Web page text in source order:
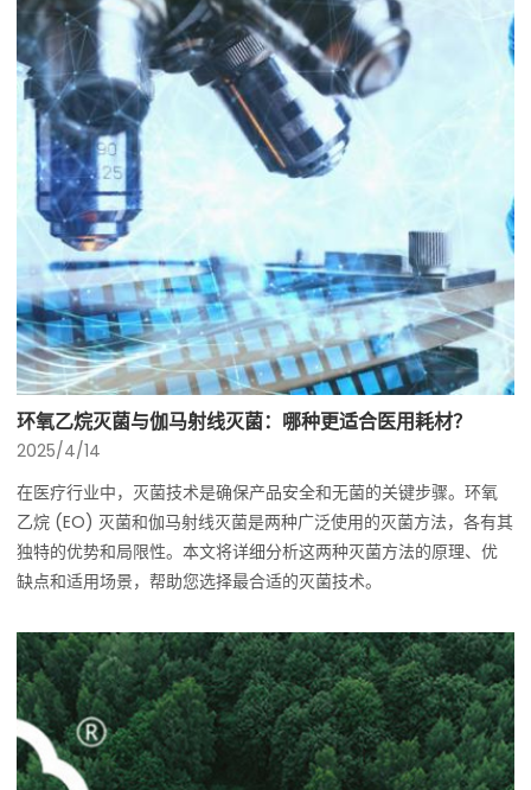
环氧乙烷灭菌与伽马射线灭菌：哪种更适合医用耗材？
2025/4/14
在医疗行业中，灭菌技术是确保产品安全和无菌的关键步骤。环氧
乙烷 (EO) 灭菌和伽马射线灭菌是两种广泛使用的灭菌方法，各有其
独特的优势和局限性。本文将详细分析这两种灭菌方法的原理、优
缺点和适用场景，帮助您选择最合适的灭菌技术。